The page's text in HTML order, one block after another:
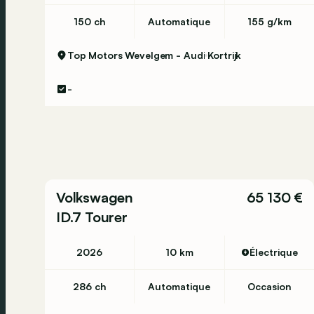
150 ch Automatique 155 g/km
Top Motors Wevelgem - Audi Kortrijk
-
Volkswagen
ID.7 Tourer
65 130 €
2026 10 km Électrique
286 ch Automatique Occasion